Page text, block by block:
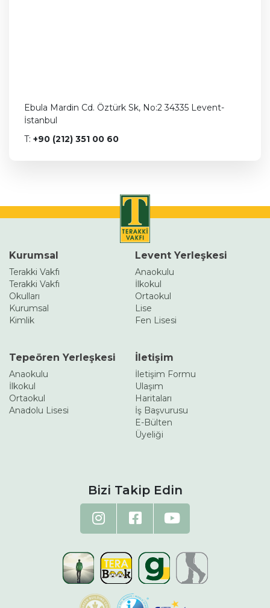
Ebula Mardin Cd. Öztürk Sk, No:2 34335 Levent-
İstanbul
T: +90 (212) 351 00 60
Kurumsal
Terakki Vakfı
Terakki Vakfı
Okulları
Kurumsal
Kimlik
Levent Yerleşkesi
Anaokulu
İlkokul
Ortaokul
Lise
Fen Lisesi
Tepeören Yerleşkesi
Anaokulu
İlkokul
Ortaokul
Anadolu Lisesi
İletişim
İletişim Formu
Ulaşım
Haritaları
İş Başvurusu
E-Bülten
Üyeliği
Bizi Takip Edin